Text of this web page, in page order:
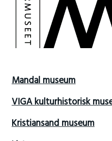
Mandal museum
VIGA kulturhistorisk
Kristiansand museum